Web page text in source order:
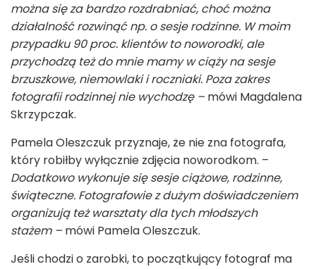
można się za bardzo rozdrabniać, choć można
działalność rozwinąć np. o sesje rodzinne. W moim
przypadku 90 proc. klientów to noworodki, ale
przychodzą też do mnie mamy w ciąży na sesje
brzuszkowe, niemowlaki i roczniaki. Poza zakres
fotografii rodzinnej nie wychodzę – mówi Magdalena
Skrzypczak.
Pamela Oleszczuk przyznaje, że nie zna fotografa,
który robiłby wyłącznie zdjęcia noworodkom. –
Dodatkowo wykonuje się sesje ciążowe, rodzinne,
świąteczne. Fotografowie z dużym doświadczeniem
organizują też warsztaty dla tych młodszych
stażem – mówi Pamela Oleszczuk.
Jeśli chodzi o zarobki, to początkujący fotograf ma